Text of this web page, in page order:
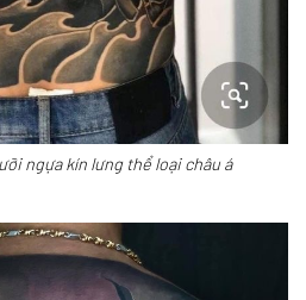
ngựa kín lưng thể loại châu á